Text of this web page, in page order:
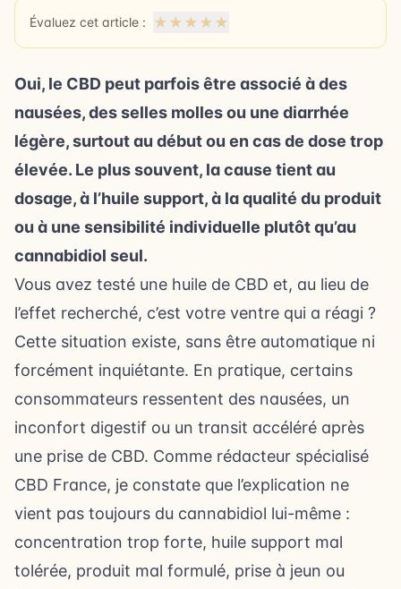
Évaluez cet article : ★ ★ ★ ★ ★
Oui, le CBD peut parfois être associé à des
nausées, des selles molles ou une diarrhée
légère, surtout au début ou en cas de dose trop
élevée. Le plus souvent, la cause tient au
dosage, à l’huile support, à la qualité du produit
ou à une sensibilité individuelle plutôt qu’au
cannabidiol seul.
Vous avez testé une huile de CBD et, au lieu de
l’effet recherché, c’est votre ventre qui a réagi ?
Cette situation existe, sans être automatique ni
forcément inquiétante. En pratique, certains
consommateurs ressentent des nausées, un
inconfort digestif ou un transit accéléré après
une prise de CBD. Comme rédacteur spécialisé
CBD France, je constate que l’explication ne
vient pas toujours du cannabidiol lui-même :
concentration trop forte, huile support mal
tolérée, produit mal formulé, prise à jeun ou